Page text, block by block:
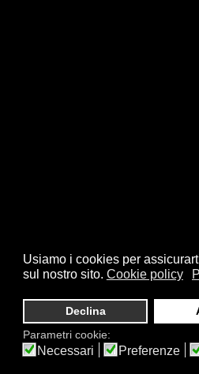
Usiamo i cookies per
sul nostro sito. Cookie policy
Declina
Parametri cookie:
Necessari Preferenze